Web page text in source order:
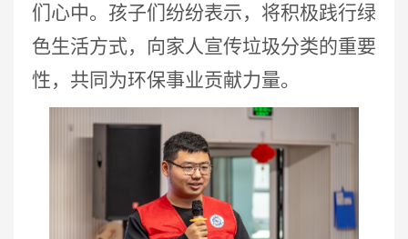
们心中。孩子们纷纷表示，将积极践行绿
色生活方式，向家人宣传垃圾分类的重要
性，共同为环保事业贡献力量。